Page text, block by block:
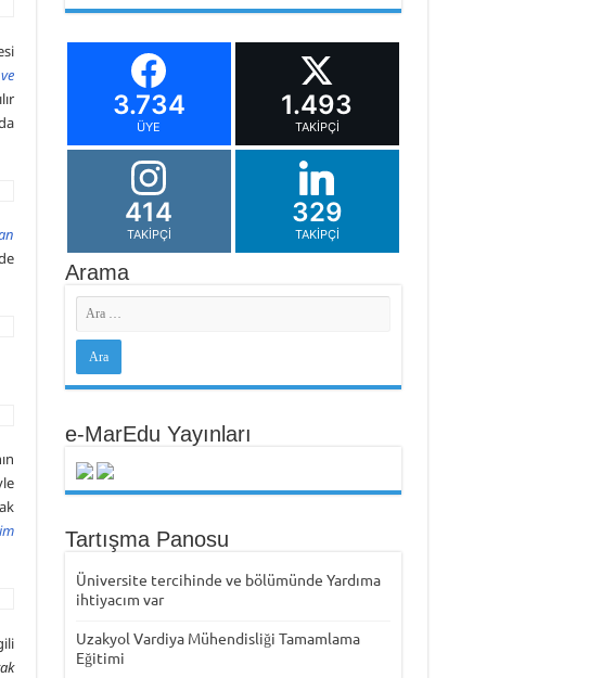
3.734
ÜYE
1.493
TAKIPÇI
414
TAKIPÇI
329
TAKIPÇI
Arama
e-MarEdu Yayınları
Tartışma Panosu
Üniversite tercihinde ve bölümünde Yardıma
ihtiyacım var
Uzakyol Vardiya Mühendisliği Tamamlama
Eğitimi